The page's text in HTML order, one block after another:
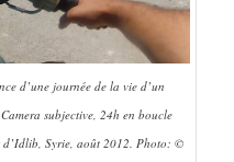
d’une journée de la vie d’un
subjective, 24h en boucle
d’Idlib, Syrie, août 2012. Photo: ©